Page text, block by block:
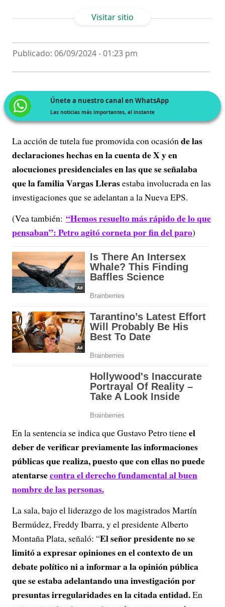
Visitar sitio
Publicado: 06/09/2024 - 01:23 pm
Únete a nuestro canal en WhatsApp
Las noticias más importantes, al instante
La acción de tutela fue promovida con ocasiónde las
declaraciones hechas en la cuenta de X y en
alocuciones presidenciales en las que se señalaba
que la familia Vargas Llerasestaba involucrada en las
investigaciones que se adelantan a la Nueva EPS.
(Vea también: “Hemos resuelto más rápido de lo que
pensaban”: Petro agitó corneta por fin del paro)
En la sentencia se indica que Gustavo Petro tieneel
deber de verificar previamente las informaciones
públicas que realiza, puesto que con ellas no puede
atentarsecontra el derecho fundamental al buen
nombre de las personas.
La sala, bajo el liderazgo de los magistrados Martín
Bermúdez, Freddy Ibarra, y el presidente Alberto
Montaña Plata, señaló: “El señor presidente no se
limitó a expresar opiniones en el contexto de un
debate político ni a informar a la opinión pública
que se estaba adelantando una investigación por
presuntas irregularidades en la citada entidad.En